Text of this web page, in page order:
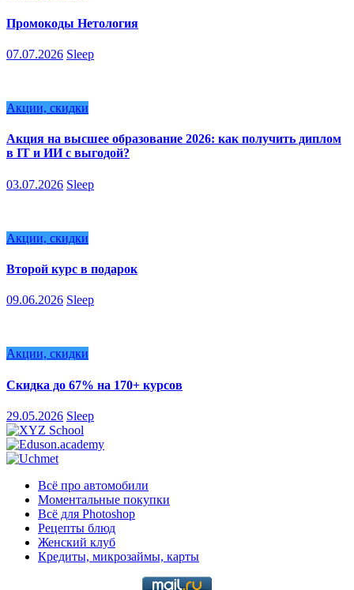
Промокоды Нетология
07.07.2026 Sleep
Акции, скидки
Акция на высшее образование 2026: как получить диплом
в IT и ИИ с выгодой?
03.07.2026 Sleep
Акции, скидки
Второй курс в подарок
09.06.2026 Sleep
Акции, скидки
Скидка до 67% на 170+ курсов
29.05.2026 Sleep
Всё про автомобили
Моментальные покупки
Всё для Photoshop
Рецепты блюд
Женский клуб
Кредиты, микрозаймы, карты